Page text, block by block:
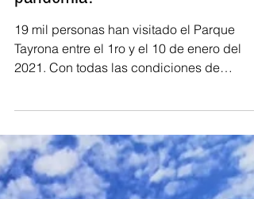
19 mil personas han visitado el Parque
Tayrona entre el 1ro y el 10 de enero del
bioseguridad y...